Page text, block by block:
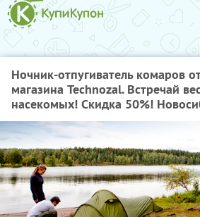
Ночник-отпугиватель комаров
магазина Technozal. Встречай
насекомых! Скидка 50%!